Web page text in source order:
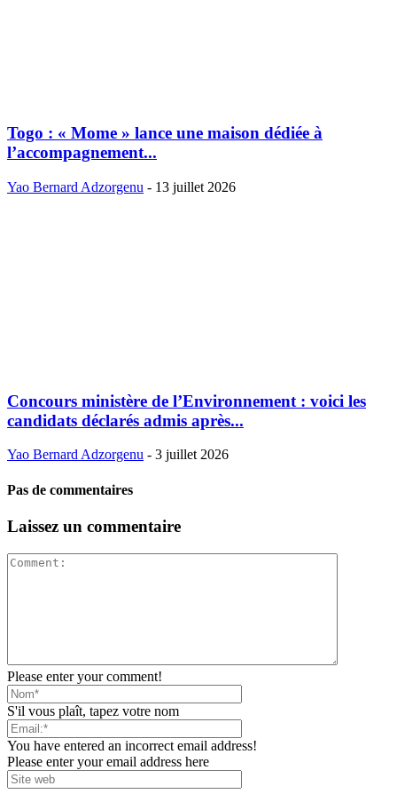
Togo : « Mome » lance une maison dédiée à
l’accompagnement...
Yao Bernard Adzorgenu - 13 juillet 2026
Concours ministère de l’Environnement : voici les
candidats déclarés admis après...
Yao Bernard Adzorgenu - 3 juillet 2026
Pas de commentaires
Laissez un commentaire
Please enter your comment!
S'il vous plaît, tapez votre nom
You have entered an incorrect email address!
Please enter your email address here